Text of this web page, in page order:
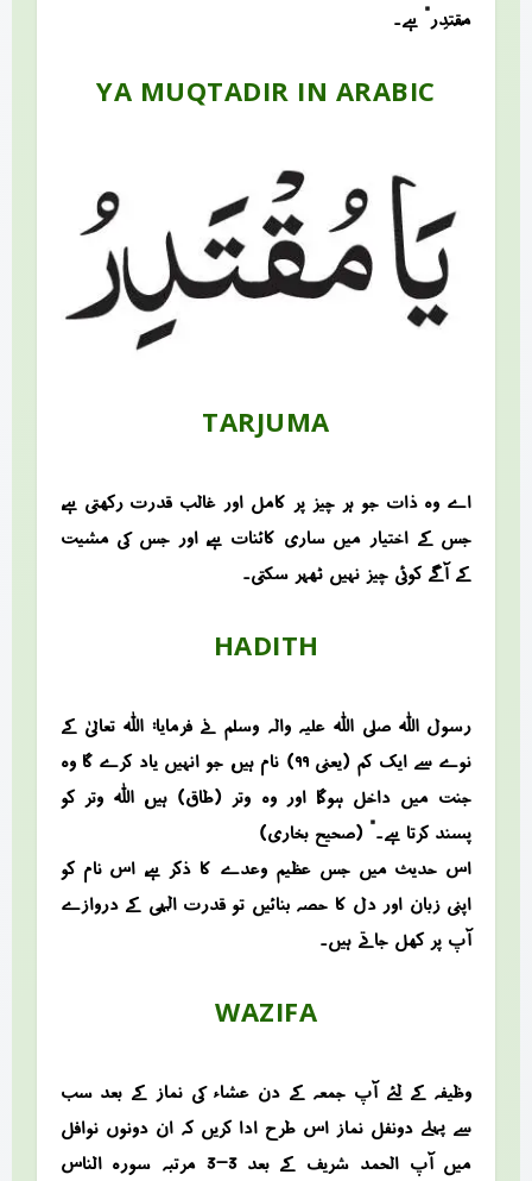
“مُقْتَدِر” ہے۔
YA MUQTADIR IN ARABIC
TARJUMA
اے وہ ذات جو ہر چیز پر کامل اور غالب قدرت رکھتی ہے،
جس کے اختیار میں ساری کائنات ہے، اور جس کی مشیت
کے آگے کوئی چیز نہیں ٹھہر سکتی۔
HADITH
رسول اللہ صلی اللہ علیہ والہ وسلم نے فرمایا: “اللہ تعالیٰ کے
نوے سے ایک کم (یعنی ۹۹) نام ہیں، جو انہیں یاد کرے گا وہ
جنت میں داخل ہوگا، اور وہ وتر (طاق) ہیں، اللہ وتر کو
پسند کرتا ہے۔” (صحیح بخاری)
اس حدیث میں جس عظیم وعدے کا ذکر ہے، اس نام کو
اپنی زبان اور دل کا حصہ بنائیں تو قدرت الٰہی کے دروازے
آپ پر کھل جاتے ہیں۔
WAZIFA
وظیفہ کے لئے آپ جمعہ کے دن عشاء کی نماز کے بعد سب
سے پہلے دونفل نماز اس طرح ادا کریں کہ ان دونوں نوافل
میں آپ الحمد شریف کے بعد 3-3 مرتبہ سورہ الناس